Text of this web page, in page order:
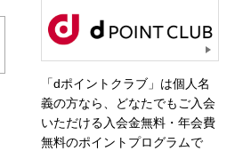
「dポイントクラブ」は個人名
義の方なら、どなたでもご入会
いただける入会金無料・年会費
無料のポイントプログラムで